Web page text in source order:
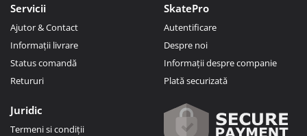
Servicii
Ajutor & Contact
Informații livrare
Status comandă
Retururi
SkatePro
Autentificare
Despre noi
Informații despre companie
Plată securizată
Juridic
Termeni si condiții